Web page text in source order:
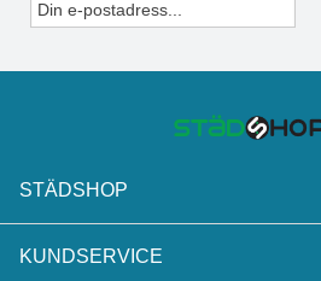
STÄDSHOP
KUNDSERVICE